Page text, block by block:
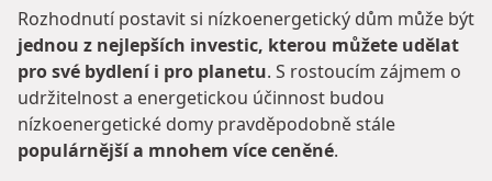
Rozhodnutí postavit si nízkoenergetický dům může být
jednou z nejlepších investic, kterou můžete udělat
pro své bydlení i pro planetu. S rostoucím zájmem o
udržitelnost a energetickou účinnost budou
nízkoenergetické domy pravděpodobně stále
populárnější a mnohem více ceněné.